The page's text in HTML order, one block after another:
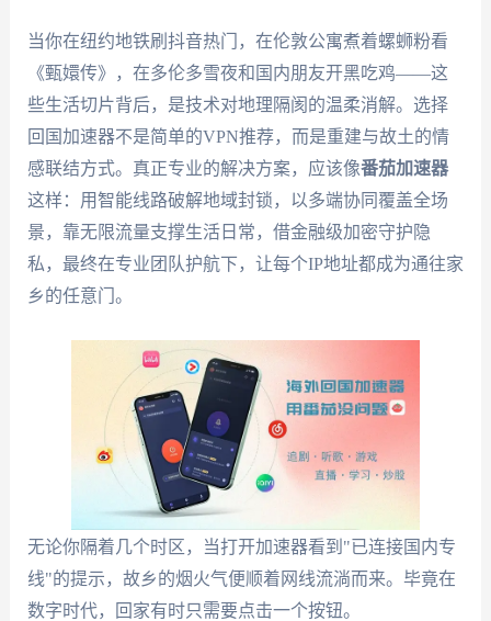
当你在纽约地铁刷抖音热门，在伦敦公寓煮着螺蛳粉看
《甄嬛传》，在多伦多雪夜和国内朋友开黑吃鸡——这
些生活切片背后，是技术对地理隔阂的温柔消解。选择
回国加速器不是简单的VPN推荐，而是重建与故土的情
感联结方式。真正专业的解决方案，应该像番茄加速器
这样：用智能线路破解地域封锁，以多端协同覆盖全场
景，靠无限流量支撑生活日常，借金融级加密守护隐
私，最终在专业团队护航下，让每个IP地址都成为通往家
乡的任意门。
无论你隔着几个时区，当打开加速器看到"已连接国内专
线"的提示，故乡的烟火气便顺着网线流淌而来。毕竟在
数字时代，回家有时只需要点击一个按钮。